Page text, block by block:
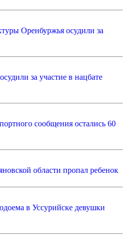
Оренбуржья осудили за
за участие в нацбате
сообщения остались 60
области пропал ребенок
в Уссурийске девушки